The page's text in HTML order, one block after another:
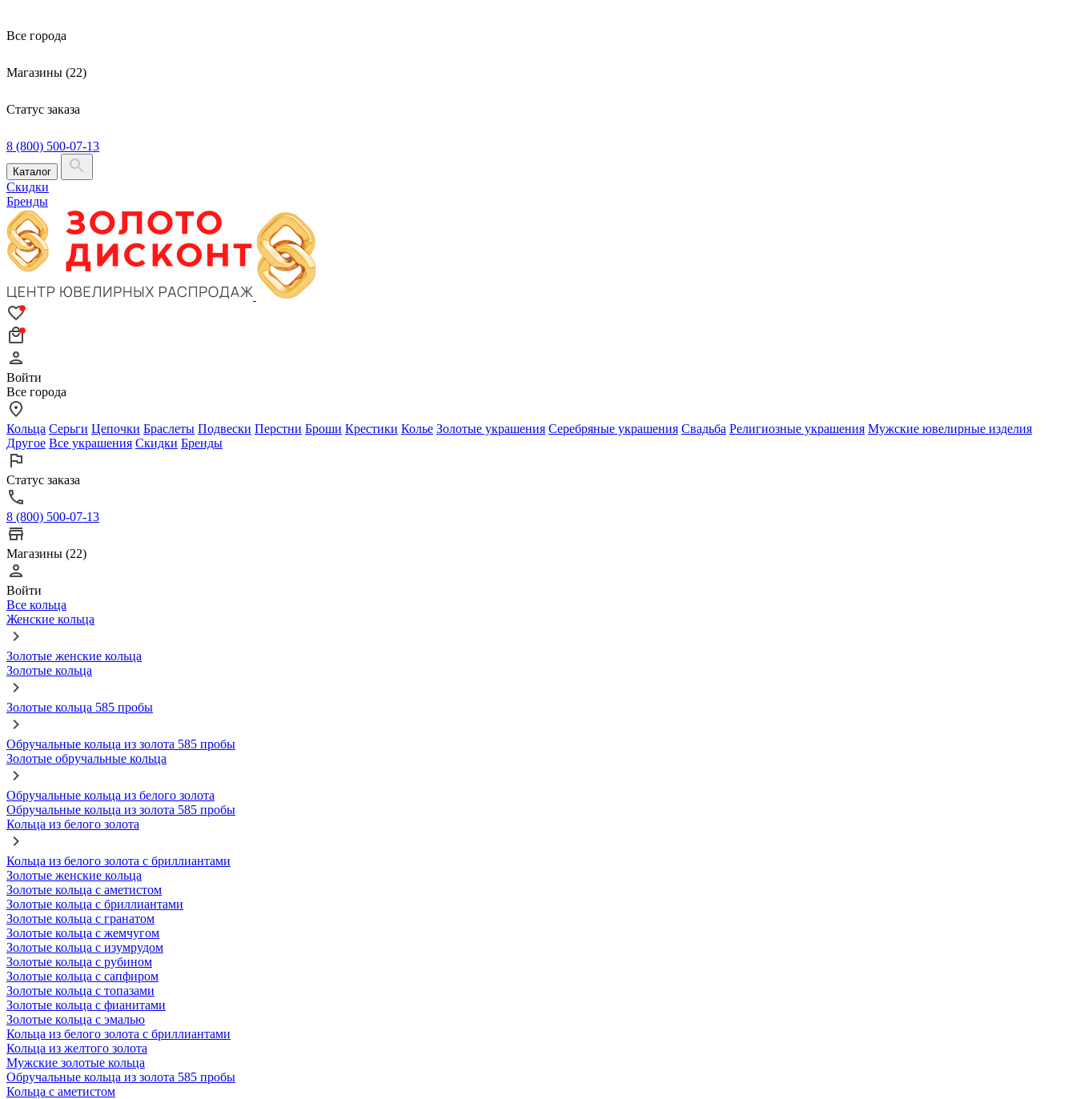
Все города
Магазины (22)
Статус заказа
8 (800) 500-07-13
Каталог
Скидки
Бренды
Войти
Все города
Кольца Серьги Цепочки Браслеты Подвески Перстни Броши Крестики Колье Золотые украшения Серебряные украшения Свадьба Религиозные украшения Мужские ювелирные изделия
Другое Все украшения Скидки Бренды
Статус заказа
8 (800) 500-07-13
Магазины (22)
Войти
Все кольца
Женские кольца
Золотые женские кольца
Золотые кольца
Золотые кольца 585 пробы
Обручальные кольца из золота 585 пробы
Золотые обручальные кольца
Обручальные кольца из белого золота
Обручальные кольца из золота 585 пробы
Кольца из белого золота
Кольца из белого золота с бриллиантами
Золотые женские кольца
Золотые кольца с аметистом
Золотые кольца с бриллиантами
Золотые кольца с гранатом
Золотые кольца с жемчугом
Золотые кольца с изумрудом
Золотые кольца с рубином
Золотые кольца с сапфиром
Золотые кольца с топазами
Золотые кольца с фианитами
Золотые кольца с эмалью
Кольца из белого золота с бриллиантами
Кольца из желтого золота
Мужские золотые кольца
Обручальные кольца из золота 585 пробы
Кольца с аметистом